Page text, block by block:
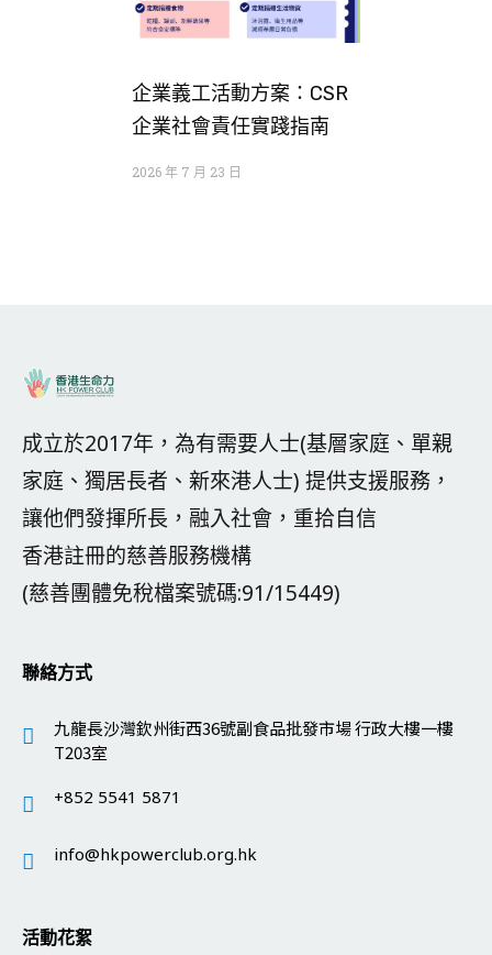
企業義工活動方案：CSR
企業社會責任實踐指南
2026 年 7 月 23 日
成立於2017年，為有需要人士(基層家庭、單親
家庭、獨居長者、新來港人士) 提供支援服務，
讓他們發揮所長，融入社會，重拾自信
香港註冊的慈善服務機構
(慈善團體免稅檔案號碼:91/15449)
聯絡方式
九龍長沙灣欽州街西36號副食品批發市場 行政大樓一樓
T203室
+852 5541 5871
info@hkpowerclub.org.hk
活動花絮